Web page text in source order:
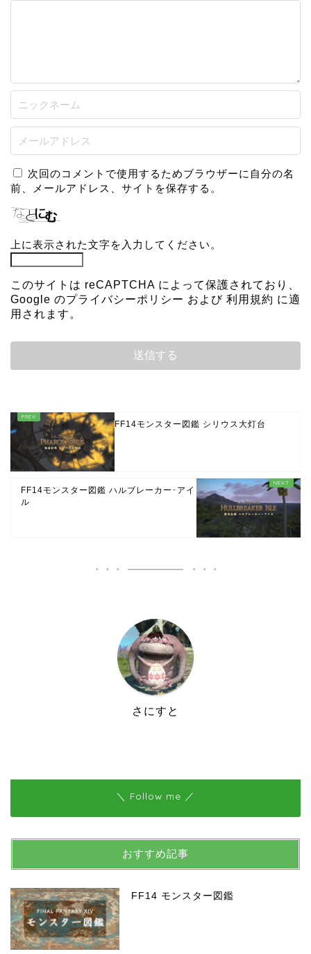
次回のコメントで使用するためブラウザーに自分の名
前、メールアドレス、サイトを保存する。
上に表示された文字を入力してください。
このサイトは reCAPTCHA によって保護されており、
Google のプライバシーポリシー および 利用規約 に適
用されます。
FF14モンスター図鑑 シリウス大灯台
FF14モンスター図鑑 ハルブレーカー･アイ
ル
さにすと
＼ Follow me ／
おすすめ記事
FF14 モンスター図鑑